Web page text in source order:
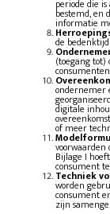
periode die
bestemd, en
informatie
de
(toegang
ondernemer
digitale
of meer
Bijlage I
consument
Techniek
worden
consument
zijn